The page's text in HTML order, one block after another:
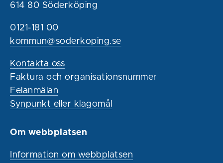
614 80 Söderköping
0121-181 00
kommun@soderkoping.se
Kontakta oss
Faktura och organisationsnummer
Felanmälan
Synpunkt eller klagomål
Om webbplatsen
Information om webbplatsen